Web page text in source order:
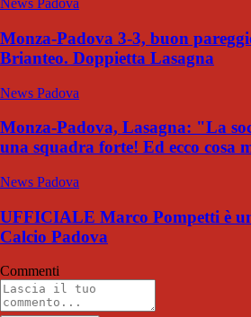
News Padova
Monza-Padova 3-3, buon
Brianteo. Doppietta Lasagna
News Padova
Monza-Padova, Lasagna: "La
una squadra forte! Ed ecco cosa
News Padova
UFFICIALE Marco Pompetti è
Calcio Padova
Commenti